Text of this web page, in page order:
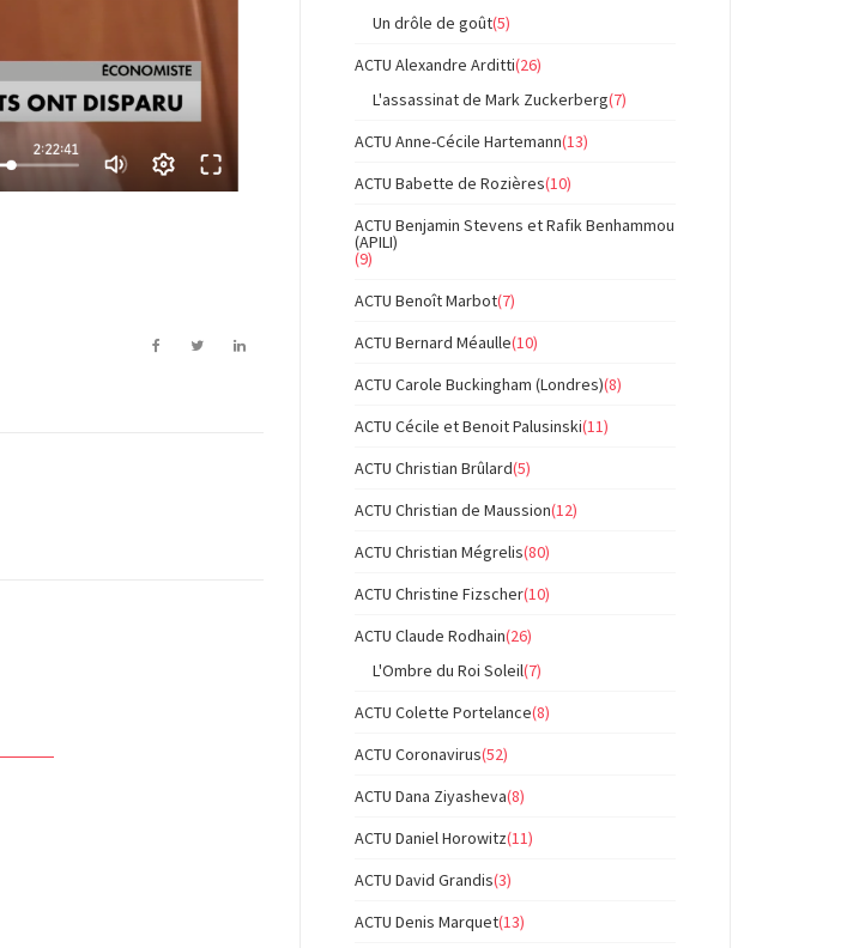
Un drôle de goût(5)
ACTU Alexandre Arditti(26)
L'assassinat de Mark Zuckerberg(7)
ACTU Anne-Cécile Hartemann(13)
ACTU Babette de Rozières(10)
ACTU Benjamin Stevens et Rafik Benhammou
(APILI)
(9)
ACTU Benoît Marbot(7)
ACTU Bernard Méaulle(10)
ACTU Carole Buckingham (Londres)(8)
ACTU Cécile et Benoit Palusinski(11)
ACTU Christian Brûlard(5)
ACTU Christian de Maussion(12)
ACTU Christian Mégrelis(80)
ACTU Christine Fizscher(10)
ACTU Claude Rodhain(26)
L'Ombre du Roi Soleil(7)
ACTU Colette Portelance(8)
ACTU Coronavirus(52)
ACTU Dana Ziyasheva(8)
ACTU Daniel Horowitz(11)
ACTU David Grandis(3)
ACTU Denis Marquet(13)